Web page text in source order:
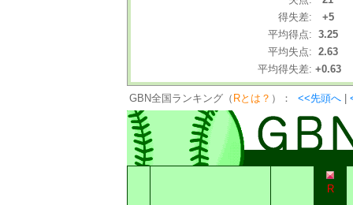
得失差:
+5
平均得点: 3.25
平均失点: 2.63
平均得失差: +0.63
GBN全国ランキング（ Rとは？ ）： <<先頭へ
R